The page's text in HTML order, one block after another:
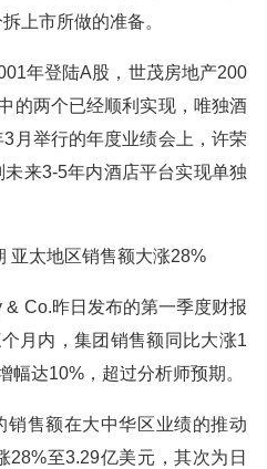
上市所做的准备。
年登陆A股，世茂房地产200
的两个已经顺利实现，唯独酒
月举行的年度业绩会上，许荣
来3-5年内酒店平台实现单独
亚太地区销售额大涨28%
Co.昨日发布的第一季度财报
月内，集团销售额同比大涨1
幅达10%，超过分析师预期。
销售额在大中华区业绩的推动
28%至3.29亿美元，其次为日